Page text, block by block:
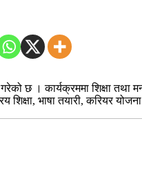
। कार्यक्रममा शिक्षा तथा
शिक्षा, भाषा तयारी, करियर